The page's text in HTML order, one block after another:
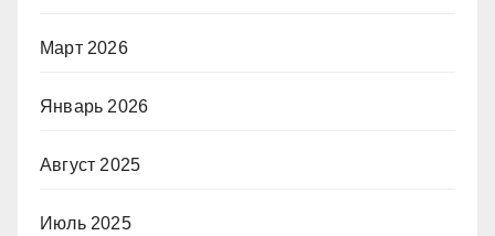
Март 2026
Январь 2026
Август 2025
Июль 2025